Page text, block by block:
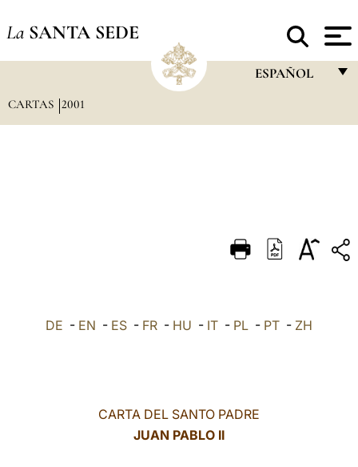
La SANTA SEDE
ESPAÑOL
DEUTSCH
العربيّة
CARTAS 2001
DE - EN - ES - FR - HU - IT - PL - PT - ZH
CARTA DEL SANTO PADRE
JUAN PABLO II